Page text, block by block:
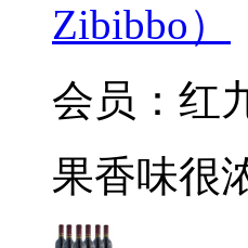
Zibibbo）
会员：红
果香味很